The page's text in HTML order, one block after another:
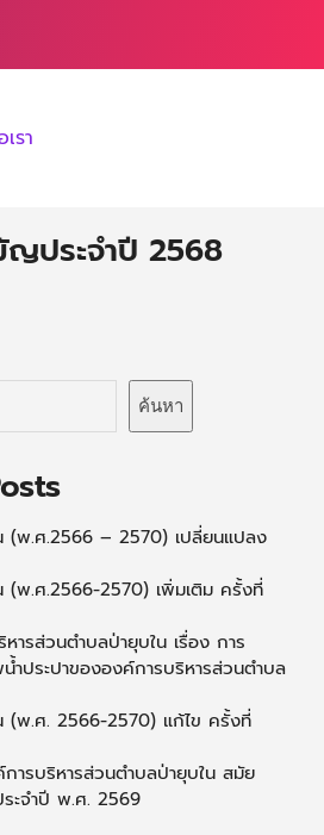
รา
ญประจำปี 2568
ค้นหา
พ.ศ.2566 – 2570) เปลี่ยนแปลง
พ.ศ.2566-2570) เพิ่มเติม ครั้งที่
ารส่วนตำบลป่ายุบใน เรื่อง การ
ประปาขององค์การบริหารส่วนตำบล
พ.ศ. 2566-2570) แก้ไข ครั้งที่
การบริหารส่วนตำบลป่ายุบใน สมัย
ะจำปี พ.ศ. 2569